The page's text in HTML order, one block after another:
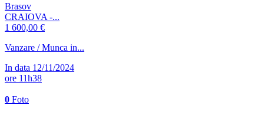
Brasov
CRAIOVA -...
1 600,00 €
Vanzare / Munca in...
In data 12/11/2024
ore 11h38
0 Foto